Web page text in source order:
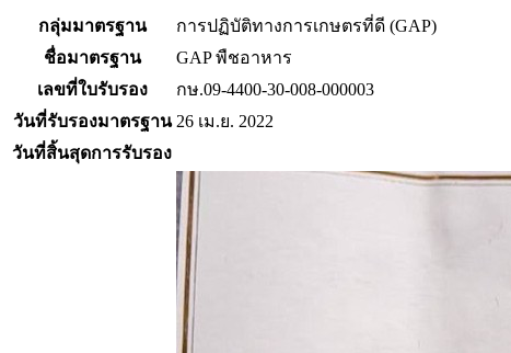
กลุ่มมาตรฐาน
การปฏิบัติทางการเกษตรที่ดี (GAP)
ชื่อมาตรฐาน
GAP พืชอาหาร
เลขที่ใบรับรอง
กษ.09-4400-30-008-000003
วันที่รับรองมาตรฐาน 26 เม.ย. 2022
วันที่สิ้นสุดการรับรอง